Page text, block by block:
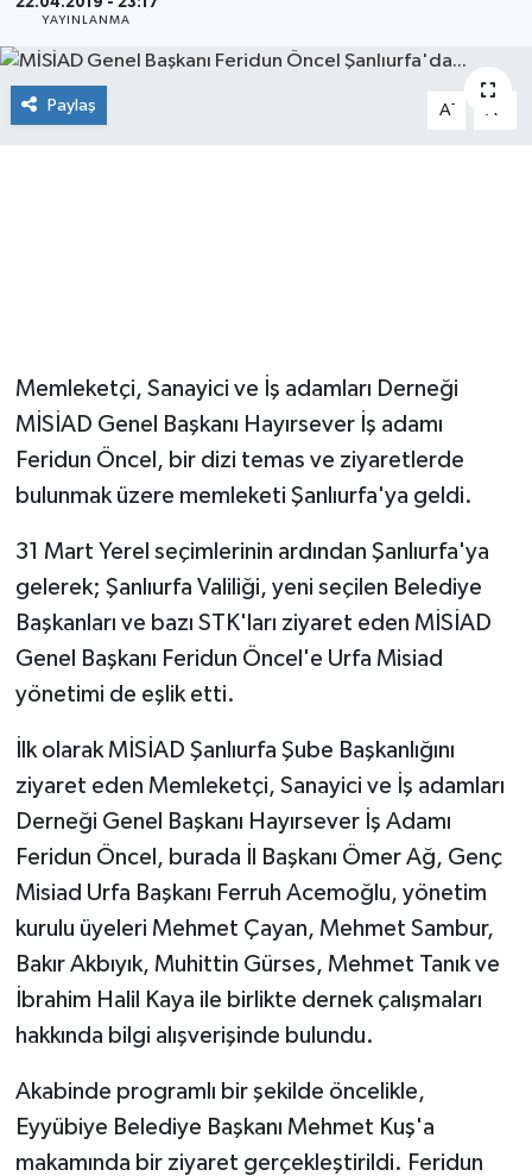
22.04.2019 - 23:17
YAYINLANMA
Paylaş A- A
Memleketçi, Sanayici ve İş adamları Derneği
MİSİAD Genel Başkanı Hayırsever İş adamı
Feridun Öncel, bir dizi temas ve ziyaretlerde
bulunmak üzere memleketi Şanlıurfa'ya geldi.
31 Mart Yerel seçimlerinin ardından Şanlıurfa'ya
gelerek; Şanlıurfa Valiliği, yeni seçilen Belediye
Başkanları ve bazı STK'ları ziyaret eden MİSİAD
Genel Başkanı Feridun Öncel'e Urfa Misiad
yönetimi de eşlik etti.
İlk olarak MİSİAD Şanlıurfa Şube Başkanlığını
ziyaret eden Memleketçi, Sanayici ve İş adamları
Derneği Genel Başkanı Hayırsever İş Adamı
Feridun Öncel, burada İl Başkanı Ömer Ağ, Genç
Misiad Urfa Başkanı Ferruh Acemoğlu, yönetim
kurulu üyeleri Mehmet Çayan, Mehmet Sambur,
Bakır Akbıyık, Muhittin Gürses, Mehmet Tanık ve
İbrahim Halil Kaya ile birlikte dernek çalışmaları
hakkında bilgi alışverişinde bulundu.
Akabinde programlı bir şekilde öncelikle,
Eyyübiye Belediye Başkanı Mehmet Kuş'a
makamında bir ziyaret gerçekleştirildi. Feridun